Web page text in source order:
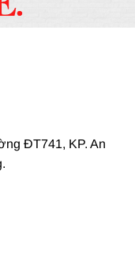
ĐT741, KP. An